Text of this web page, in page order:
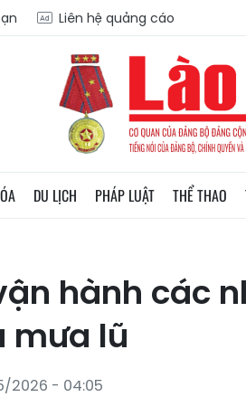
Liên hệ quảng cáo
DU LỊCH PHÁP LUẬT THỂ THAO
hành các
mưa lũ
2026 - 04:05